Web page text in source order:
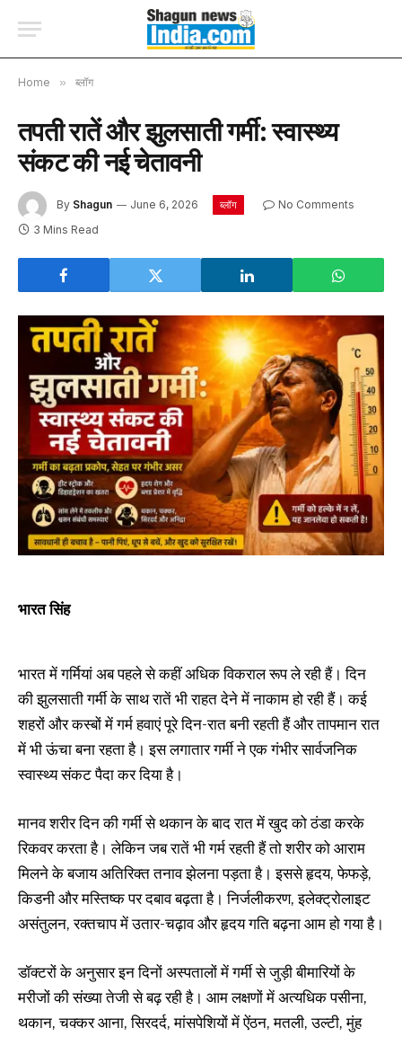
Home » ब्लॉग
तपती रातें और झुलसाती गर्मी: स्वास्थ्य
संकट की नई चेतावनी
By Shagun June 6, 2026 ब्लॉग
No Comments
3 Mins Read
भारत सिंह
भारत में गर्मियां अब पहले से कहीं अधिक विकराल रूप ले रही हैं। दिन
की झुलसाती गर्मी के साथ रातें भी राहत देने में नाकाम हो रही हैं। कई
शहरों और कस्बों में गर्म हवाएं पूरे दिन-रात बनी रहती हैं और तापमान रात
में भी ऊंचा बना रहता है। इस लगातार गर्मी ने एक गंभीर सार्वजनिक
स्वास्थ्य संकट पैदा कर दिया है।
मानव शरीर दिन की गर्मी से थकान के बाद रात में खुद को ठंडा करके
रिकवर करता है। लेकिन जब रातें भी गर्म रहती हैं तो शरीर को आराम
मिलने के बजाय अतिरिक्त तनाव झेलना पड़ता है। इससे हृदय, फेफड़े,
किडनी और मस्तिष्क पर दबाव बढ़ता है। निर्जलीकरण, इलेक्ट्रोलाइट
असंतुलन, रक्तचाप में उतार-चढ़ाव और हृदय गति बढ़ना आम हो गया है।
डॉक्टरों के अनुसार इन दिनों अस्पतालों में गर्मी से जुड़ी बीमारियों के
मरीजों की संख्या तेजी से बढ़ रही है। आम लक्षणों में अत्यधिक पसीना,
थकान, चक्कर आना, सिरदर्द, मांसपेशियों में ऐंठन, मतली, उल्टी, मुंह